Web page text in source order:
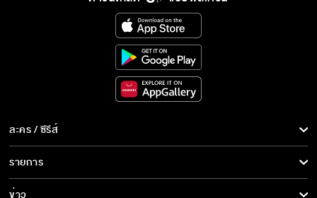
ละคร / ซีรีส์
ซีรีส์นานาชาติ
รายการ